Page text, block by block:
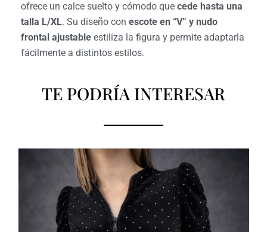
ofrece un calce suelto y cómodo que cede hasta una
talla L/XL. Su diseño con escote en “V” y nudo
frontal ajustableestiliza la figura y permite adaptarla
fácilmente a distintos estilos.
TE PODRÍA INTERESAR